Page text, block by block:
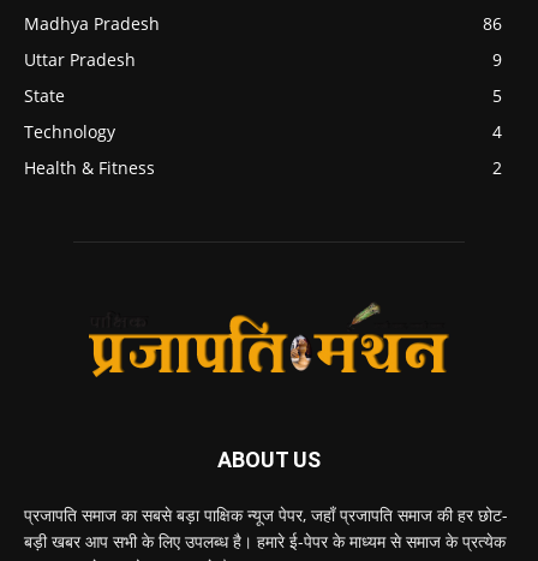
Madhya Pradesh
86
Uttar Pradesh
9
State
5
Technology
4
Health & Fitness
2
ABOUT US
प्रजापति समाज का सबसे बड़ा पाक्षिक न्यूज पेपर, जहाँ प्रजापति समाज की हर छोट-
बड़ी खबर आप सभी के लिए उपलब्ध है। हमारे ई-पेपर के माध्यम से समाज के प्रत्येक